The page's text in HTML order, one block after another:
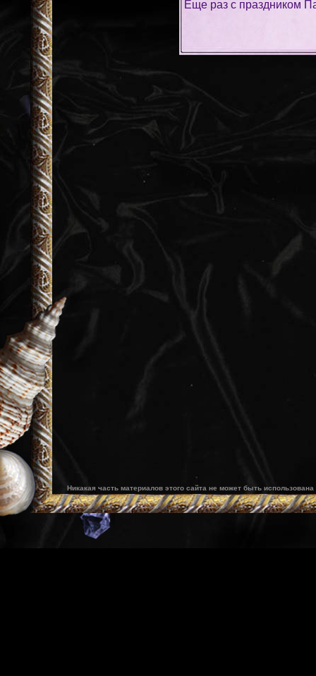
Еще раз с праздником
Никакая часть материалов этого сайта не может быть